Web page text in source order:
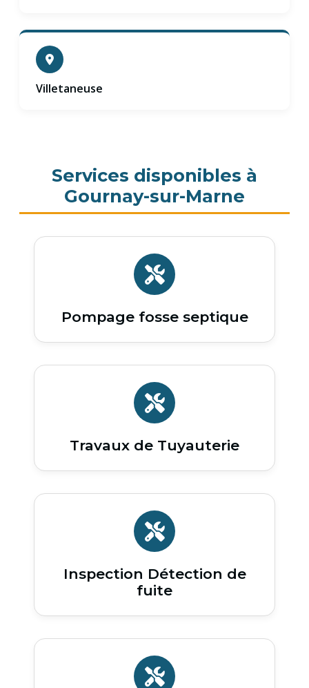
Villetaneuse
Services disponibles à
Gournay-sur-Marne
Pompage fosse septique
Travaux de Tuyauterie
Inspection Détection de
fuite